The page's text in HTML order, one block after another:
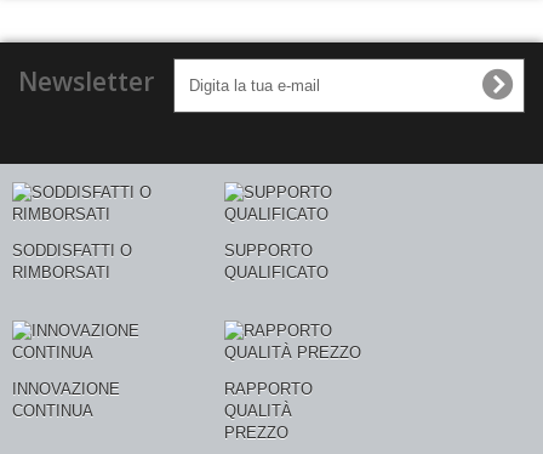
Newsletter
SODDISFATTI O
RIMBORSATI
SUPPORTO
QUALIFICATO
INNOVAZIONE
CONTINUA
RAPPORTO
QUALITÀ
PREZZO